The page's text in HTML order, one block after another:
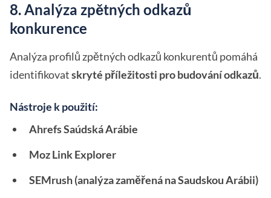
8. Analýza zpětných odkazů
konkurence
Analýza profilů zpětných odkazů konkurentů pomáhá
identifikovatskryté příležitosti pro budování odkazů.
Nástroje k použití:
Ahrefs Saúdská Arábie
Moz Link Explorer
SEMrush (analýza zaměřená na Saudskou Arábii)